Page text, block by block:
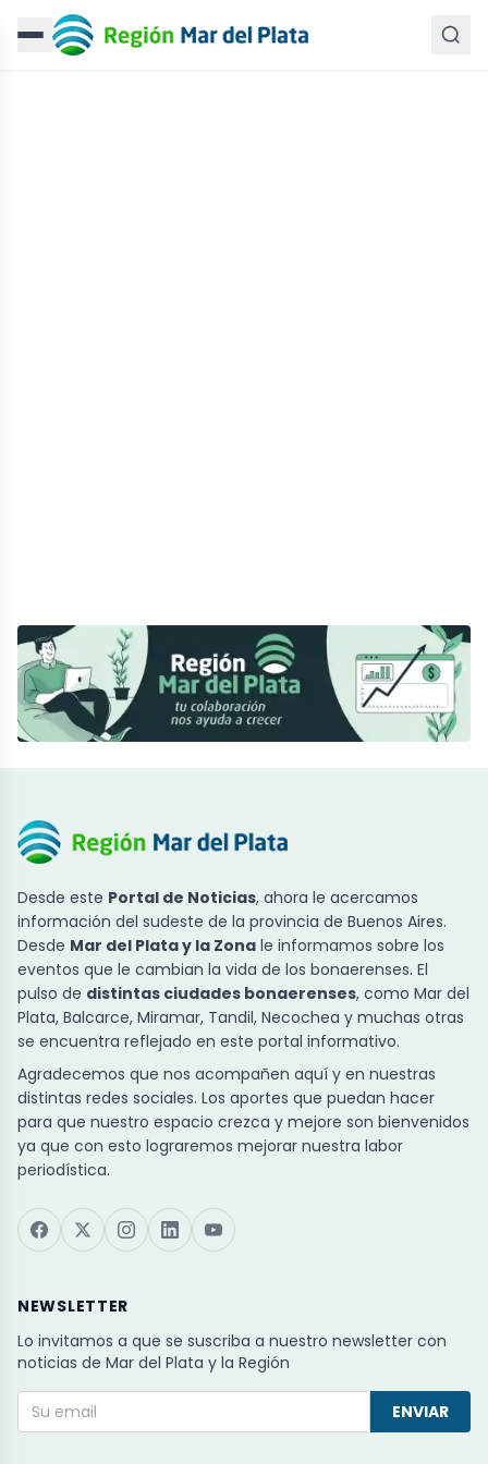
Desde este Portal de Noticias, ahora le acercamos
información del sudeste de la provincia de Buenos Aires.
Desde Mar del Plata y la Zona le informamos sobre los
eventos que le cambian la vida de los bonaerenses. El
pulso de distintas ciudades bonaerenses, como Mar del
Plata, Balcarce, Miramar, Tandil, Necochea y muchas otras
se encuentra reflejado en este portal informativo.
Agradecemos que nos acompañen aquí y en nuestras
distintas redes sociales. Los aportes que puedan hacer
para que nuestro espacio crezca y mejore son bienvenidos
ya que con esto lograremos mejorar nuestra labor
periodística.
NEWSLETTER
Lo invitamos a que se suscriba a nuestro newsletter con
noticias de Mar del Plata y la Región
ENVIAR